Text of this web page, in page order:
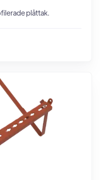
plåttak.